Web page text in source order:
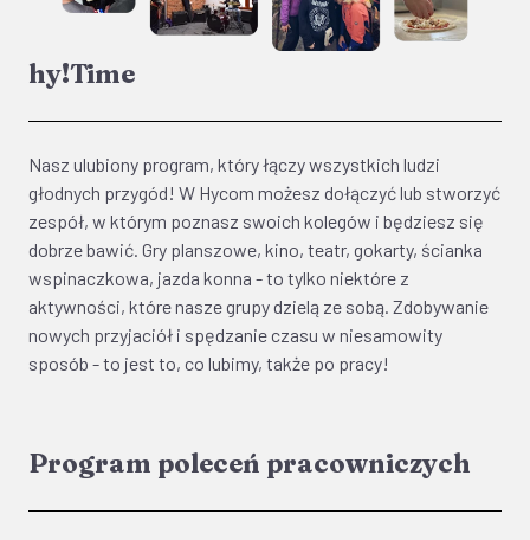
hy!Time
Nasz ulubiony program, który łączy wszystkich ludzi
głodnych przygód! W Hycom możesz dołączyć lub stworzyć
zespół, w którym poznasz swoich kolegów i będziesz się
dobrze bawić. Gry planszowe, kino, teatr, gokarty, ścianka
wspinaczkowa, jazda konna - to tylko niektóre z
aktywności, które nasze grupy dzielą ze sobą. Zdobywanie
nowych przyjaciół i spędzanie czasu w niesamowity
sposób - to jest to, co lubimy, także po pracy!
Program poleceń pracowniczych